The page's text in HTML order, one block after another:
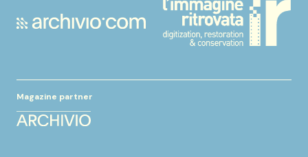
Magazine partner